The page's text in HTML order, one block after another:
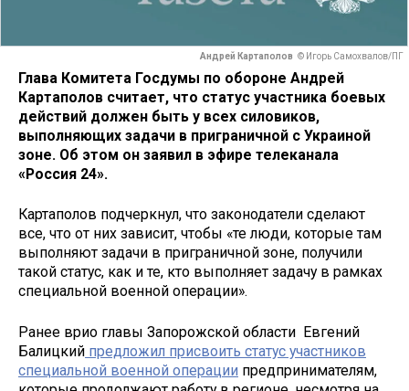
Андрей Картаполов © Игорь Самохвалов/ПГ
Глава Комитета Госдумы по обороне Андрей
Картаполов считает, что статус участника боевых
действий должен быть у всех силовиков,
выполняющих задачи в приграничной с Украиной
зоне. Об этом он заявил в эфире телеканала
«Россия 24».
Картаполов подчеркнул, что законодатели сделают
все, что от них зависит, чтобы «те люди, которые там
выполняют задачи в приграничной зоне, получили
такой статус, как и те, кто выполняет задачу в рамках
специальной военной операции».
Ранее врио главы Запорожской области Евгений
Балицкий предложил присвоить статус участников
специальной военной операции предпринимателям,